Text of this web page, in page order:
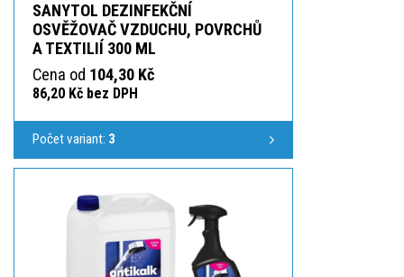
SANYTOL DEZINFEKČNÍ
OSVĚŽOVAČ VZDUCHU, POVRCHŮ
A TEXTILIÍ 300 ML
Cena od 104,30 Kč
86,20 Kč bez DPH
Počet variant: 3